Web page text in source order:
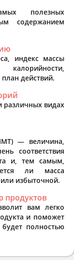
полезных
содержанием
индекс массы
действий.
различных видах
— величина,
соответствия
и, тем самым,
ли масса
избыточной.
продуктов
вам легко
и поможет
полностью